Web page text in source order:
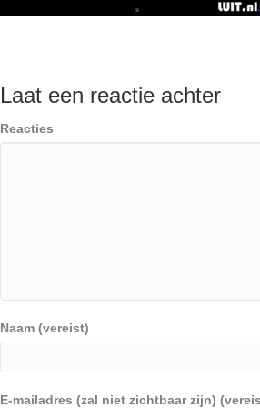
Laat een reactie achter
Reacties
Naam (vereist)
E-mailadres (zal niet zichtbaar zijn)